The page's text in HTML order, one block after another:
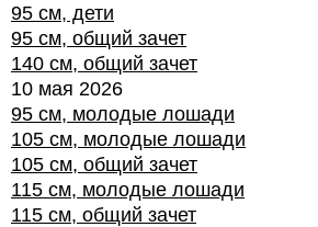
95 см, дети
95 см, общий зачет
140 см, общий зачет
10 мая 2026
95 см, молодые лошади
105 см, молодые лошади
105 см, общий зачет
115 см, молодые лошади
115 см, общий зачет